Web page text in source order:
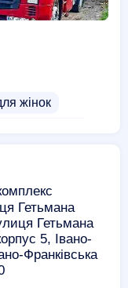
жінок
Гетьмана
Гетьмана
5, Івано-
Франківська